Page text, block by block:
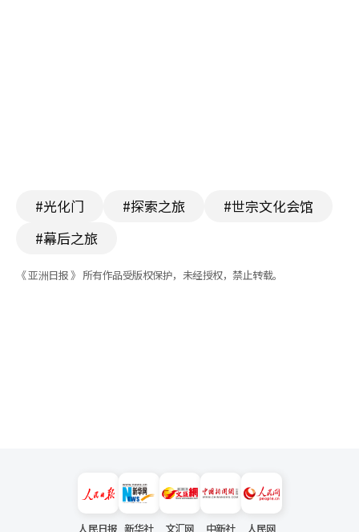
#光化门 #探索之旅
#世宗文化会馆
#幕后之旅
《 亚洲日报 》 所有作品受版权保护，未经授权，禁止转载。
人民日报 新华社 文汇网 中新社 人民网